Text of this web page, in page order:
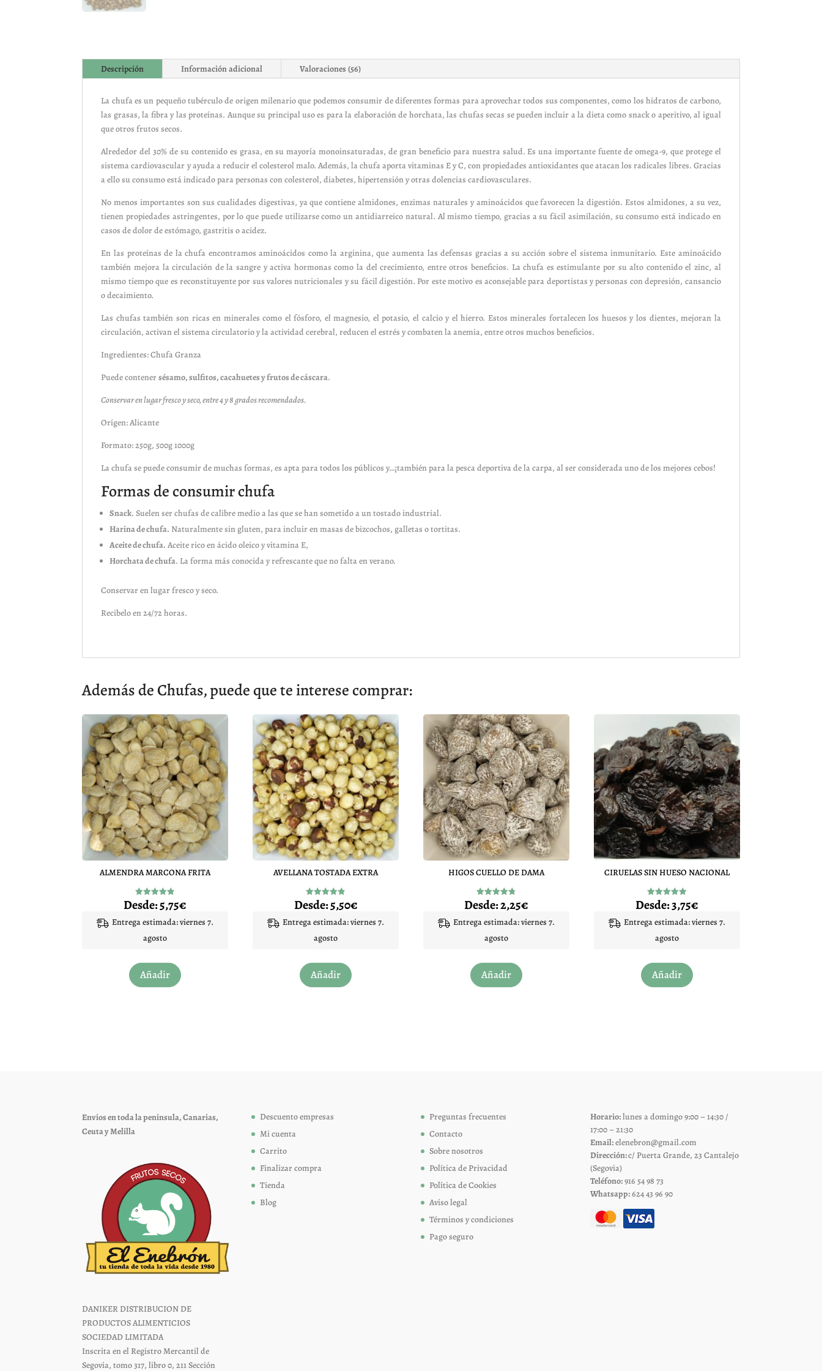
Descripción Información adicional Valoraciones (56)
La chufa es un pequeño tubérculo de origen milenario que podemos consumir de diferentes formas para aprovechar todos sus componentes, como los hidratos de carbono,
las grasas, la fibra y las proteínas. Aunque su principal uso es para la elaboración de horchata, las chufas secas se pueden incluir a la dieta como snack o aperitivo, al igual
que otros frutos secos.
Alrededor del 30% de su contenido es grasa, en su mayoría monoinsaturadas, de gran beneficio para nuestra salud. Es una importante fuente de omega-9, que protege el
sistema cardiovascular y ayuda a reducir el colesterol malo. Además, la chufa aporta vitaminas E y C, con propiedades antioxidantes que atacan los radicales libres. Gracias
a ello su consumo está indicado para personas con colesterol, diabetes, hipertensión y otras dolencias cardiovasculares.
No menos importantes son sus cualidades digestivas, ya que contiene almidones, enzimas naturales y aminoácidos que favorecen la digestión. Estos almidones, a su vez,
tienen propiedades astringentes, por lo que puede utilizarse como un antidiarreico natural. Al mismo tiempo, gracias a su fácil asimilación, su consumo está indicado en
casos de dolor de estómago, gastritis o acidez.
En las proteínas de la chufa encontramos aminoácidos como la arginina, que aumenta las defensas gracias a su acción sobre el sistema inmunitario. Este aminoácido
también mejora la circulación de la sangre y activa hormonas como la del crecimiento, entre otros beneficios. La chufa es estimulante por su alto contenido el zinc, al
mismo tiempo que es reconstituyente por sus valores nutricionales y su fácil digestión. Por este motivo es aconsejable para deportistas y personas con depresión, cansancio
o decaimiento.
Las chufas también son ricas en minerales como el fósforo, el magnesio, el potasio, el calcio y el hierro. Estos minerales fortalecen los huesos y los dientes, mejoran la
circulación, activan el sistema circulatorio y la actividad cerebral, reducen el estrés y combaten la anemia, entre otros muchos beneficios.
Ingredientes: Chufa Granza
Puede contenersésamo, sulfitos, cacahuetes y frutos de cáscara.
Conservar en lugar fresco y seco, entre 4 y 8 grados recomendados.
Orígen: Alicante
Formato: 250g, 500g 1000g
La chufa se puede consumir de muchas formas, es apta para todos los públicos y…¡también para la pesca deportiva de la carpa, al ser considerada uno de los mejores cebos!
Formas de consumir chufa
Snack. Suelen ser chufas de calibre medio a las que se han sometido a un tostado industrial.
Harina de chufa. Naturalmente sin gluten, para incluir en masas de bizcochos, galletas o tortitas.
Aceite de chufa. Aceite rico en ácido oleico y vitamina E,
Horchata de chufa. La forma más conocida y refrescante que no falta en verano.
Conservar en lugar fresco y seco.
Recibelo en 24/72 horas.
Además de Chufas, puede que te interese comprar:
ALMENDRA MARCONA FRITA
Valorado
con
de 5
Desde:5,75€
Entrega estimada: viernes 7.
agosto
Añadir
producto
en
de
producto
AVELLANA TOSTADA EXTRA
Valorado
con
de 5
Desde:5,50€
Entrega estimada: viernes 7.
agosto
Añadir
producto
HIGOS CUELLO DE DAMA
Valorado
con
de 5
Desde:2,25€
Entrega estimada: viernes 7.
agosto
Añadir
producto
CIRUELAS SIN HUESO NACIONAL
Valorado
con
de 5
Desde:3,75€
Entrega estimada: viernes 7.
agosto
Añadir
producto
en
página
Envíos en toda la península, Canarias,
Ceuta y Melilla
DANIKER DISTRIBUCION DE
PRODUCTOS ALIMENTICIOS
SOCIEDAD LIMITADA
Inscrita en el Registro Mercantil de
Segovia, tomo 317, libro 0, 211 Sección
Descuento empresas
Mi cuenta
Carrito
Finalizar compra
Tienda
Blog
Preguntas frecuentes
Contacto
Sobre nosotros
Política de Privacidad
Política de Cookies
Aviso legal
Términos y condiciones
Pago seguro
Horario:lunes a domingo 9:00 – 14:30 /
17:00 – 21:30
Email:elenebron@gmail.com
Dirección:c/ Puerta Grande, 23 Cantalejo
(Segovia)
Teléfono:916 54 98 73
Whatsapp:624 43 96 90